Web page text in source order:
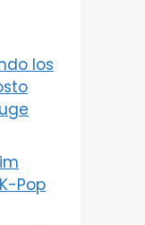
los
Pop